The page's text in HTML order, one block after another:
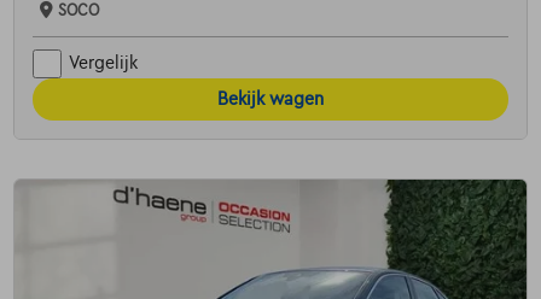
SOCO
Vergelijk
Bekijk wagen